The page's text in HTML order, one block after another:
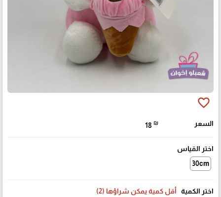
favorite_border
السعر 18 ₪
اختر القياس
30cm
اختر الكمية أقل كمية يمكن شراؤها (2)